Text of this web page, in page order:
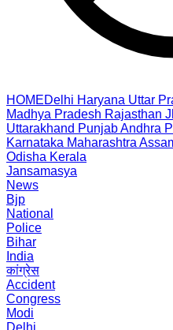
HOMEDelhi Haryana Uttar
Madhya Pradesh Rajasthan
Uttarakhand PunjabAndhra
Karnataka Maharashtra
Odisha Kerala
Jansamasya
News
Bjp
National
Police
Bihar
India
कांग्रेस
Accident
Congress
Modi
Delhi